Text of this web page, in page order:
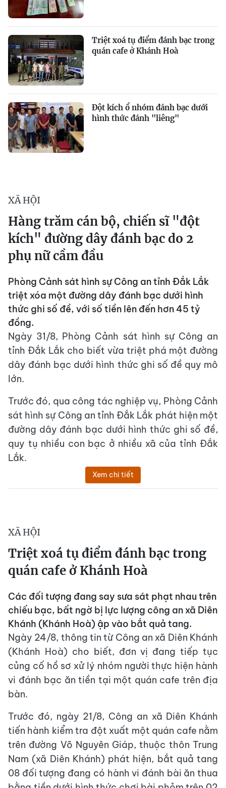
Triệt xoá tụ điểm đánh bạc trong
quán cafe ở Khánh Hoà
Đột kích ổ nhóm đánh bạc dưới
hình thức đánh "liêng"
XÃ HỘI
Hàng trăm cán bộ, chiến sĩ "đột
kích" đường dây đánh bạc do 2
phụ nữ cầm đầu
Phòng Cảnh sát hình sự Công an tỉnh Đắk Lắk
triệt xóa một đường dây đánh bạc dưới hình
thức ghi số đề, với số tiền lên đến hơn 45 tỷ
đồng.
Ngày 31/8, Phòng Cảnh sát hình sự Công an
tỉnh Đắk Lắk cho biết vừa triệt phá một đường
dây đánh bạc dưới hình thức ghi số đề quy mô
lớn.
Trước đó, qua công tác nghiệp vụ, Phòng Cảnh
sát hình sự Công an tỉnh Đắk Lắk phát hiện một
đường dây đánh bạc dưới hình thức ghi số đề,
quy tụ nhiều con bạc ở nhiều xã của tỉnh Đắk
Lắk.
Xem chi tiết
XÃ HỘI
Triệt xoá tụ điểm đánh bạc trong
quán cafe ở Khánh Hoà
Các đối tượng đang say sưa sát phạt nhau trên
chiếu bạc, bất ngờ bị lực lượng công an xã Diên
Khánh (Khánh Hoà) ập vào bắt quả tang.
Ngày 24/8, thông tin từ Công an xã Diên Khánh
(Khánh Hoà) cho biết, đơn vị đang tiếp tục
củng cố hồ sơ xử lý nhóm người thực hiện hành
vi đánh bạc ăn tiền tại một quán cafe trên địa
bàn.
Trước đó, ngày 21/8, Công an xã Diên Khánh
tiến hành kiểm tra đột xuất một quán cafe nằm
trên đường Võ Nguyên Giáp, thuộc thôn Trung
Nam (xã Diên Khánh) phát hiện, bắt quả tang
08 đối tượng đang có hành vi đánh bài ăn thua